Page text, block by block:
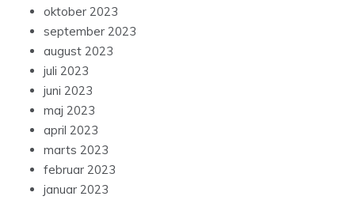
oktober 2023
september 2023
august 2023
juli 2023
juni 2023
maj 2023
april 2023
marts 2023
februar 2023
januar 2023